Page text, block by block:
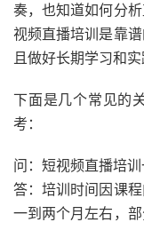
奏，也知道如何分
视频直播培训是靠
且做好长期学习和实
下面是几个常见的
考：
问：短视频直播培训
答：培训时间因课
一到两个月左右，